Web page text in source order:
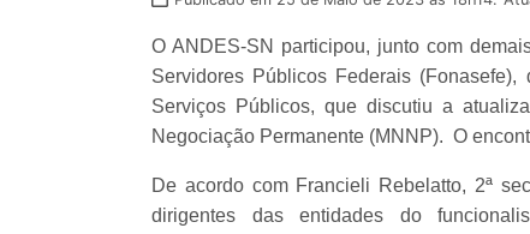
O ANDES-SN participou, junto com
Servidores Públicos Federais
Serviços Públicos, que discutiu a
Negociação Permanente (MNNP). O
De acordo com Francieli Rebelatto, 2ª
dirigentes das entidades do